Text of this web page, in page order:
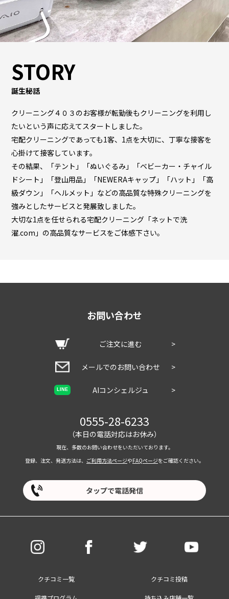
STORY
誕生秘話
クリーニング４０３のお客様が転勤後もクリーニングを利用し
たいという声に応えてスタートしました。
宅配クリーニングであっても1客、1点を大切に、丁寧な接客を
心掛けて接客しています。
その結果、「テント」「ぬいぐるみ」「ベビーカー・チャイル
ドシート」「登山用品」「NEWERAキャップ」「ハット」「高
級ダウン」「ヘルメット」などの高品質な特殊クリーニングを
強みとしたサービスと発展致しました。
大切な1点を任せられる宅配クリーニング「ネットで洗
濯.com」の高品質なサービスをご体感下さい。
お問い合わせ
ご注文に進む >
メールでのお問い合わせ >
LINE AIコンシェルジュ >
0555-28-6233
（本日の電話対応はお休み）
現在、多数のお問い合わせをいただいております。
登録、注文、発送方法は、 ご利用方法ページやFAQページをご確認ください。
タップで電話発信
クチコミ一覧 クチコミ投稿